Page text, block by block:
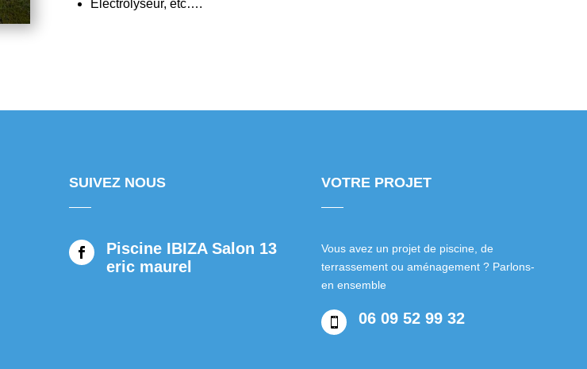
Électrolyseur, etc….
SUIVEZ NOUS

Piscine IBIZA Salon 13
eric maurel
VOTRE PROJET
Vous avez un projet de piscine, de
terrassement ou aménagement ? Parlons-
en ensemble
 06 09 52 99 32